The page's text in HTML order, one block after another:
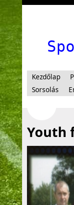
Kezdőlap
Sorsolás
Youth